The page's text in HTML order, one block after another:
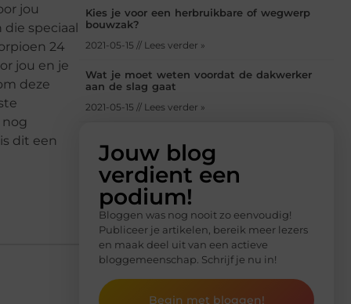
jou
speciaal
24
jou en je
deze
dit een
Kies je voor een herbruikbare of wegwerp
bouwzak?
2021-05-15 // Lees verder »
Wat je moet weten voordat de dakwerker
aan de slag gaat
2021-05-15 // Lees verder »
Jouw blog
verdient een
podium!
Bloggen was nog nooit zo eenvoudig!
Publiceer je artikelen, bereik meer lezers
en maak deel uit van een actieve
bloggemeenschap. Schrijf je nu in!
Begin met bloggen!